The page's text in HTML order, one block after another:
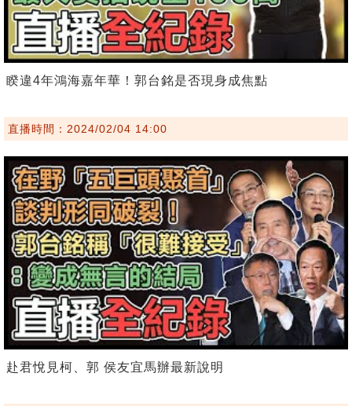
睽違4年鴻海嘉年華！郭台銘是否現身成焦點
直播時間：2024/02/04 14:00
赴君悅見柯、郭 侯友宜馬辦最新說明